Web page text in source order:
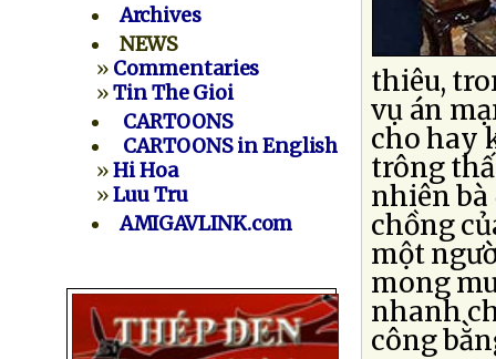
Archives
NEWS
» Commentaries
»Tin The Gioi
CARTOONS
CARTOONS in English
»Hi Hoa
»Luu Tru
AMIGAVLINK.com
thiêu,
vụ án
cho hay
trông
nhiên bà
chồng
một
mong
nhanh
công